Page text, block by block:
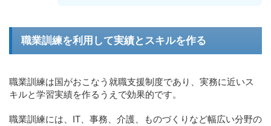
職業訓練を利用して実績とスキルを作る
職業訓練は国がおこなう就職支援制度であり、実務に近いス
キルと学習実績を作るうえで効果的です。
職業訓練には、IT、事務、介護、ものづくりなど幅広い分野の